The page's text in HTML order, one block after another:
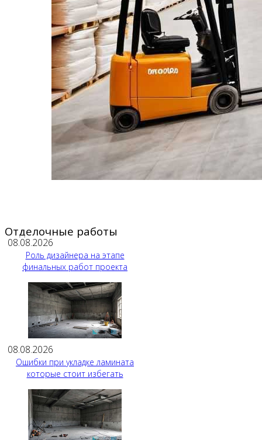
Отделочные работы
08.08.2026
Роль дизайнера на этапе
финальных работ проекта
08.08.2026
Ошибки при укладке ламината
которые стоит избегать